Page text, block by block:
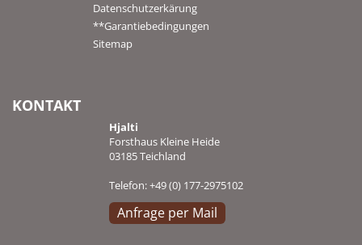
Datenschutzerkärung
**Garantiebedingungen
Sitemap
KONTAKT
Hjalti
Forsthaus Kleine Heide
03185 Teichland
Telefon: +49 (0) 177-2975102
Anfrage per Mail